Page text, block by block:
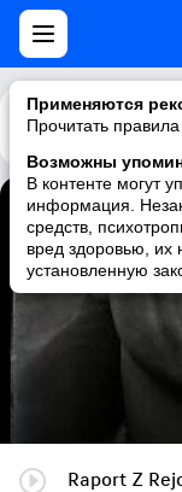
Применяются
Прочитать
Возможны
В контенте могут
информация.
средств,
вред здоровью, их
установленную
Каталог
Raport Z
Chada
Raport Z